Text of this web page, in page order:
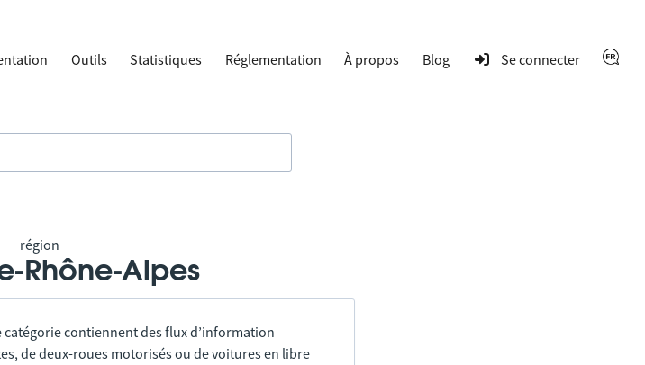
Outils Statistiques Réglementation À propos Blog Se connecter
région
Rhône-Alpes
catégorie contiennent des flux d’information
de deux-roues motorisés ou de voitures en libre